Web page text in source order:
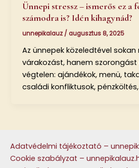
Ünnepi stressz – ismerős ez a
számodra is? Idén kihagynád?
unnepikalauz /augusztus 8, 2025
Az ünnepek közeledtével
várakozást, hanem szorongást
végtelen: ajándékok, menü,
családi konfliktusok,
Adatvédelmi tájékoztató –
Cookie szabályzat –